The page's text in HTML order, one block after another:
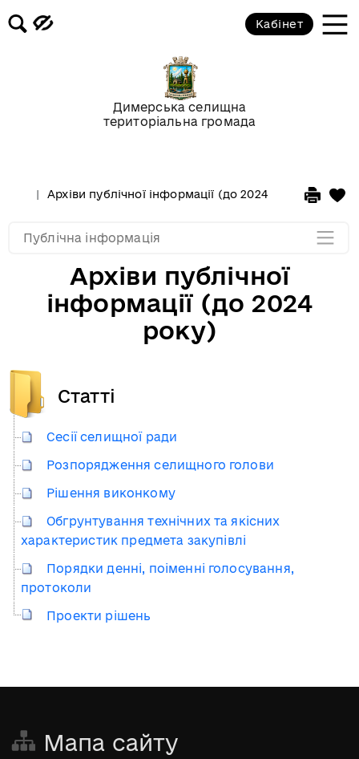
Димерська селищна
територіальна громада
Кабінет
Архіви публічної інформації (до 2024 року)
Архіви публічної
інформації (до 2024
року)
Статті
Сесії селищної ради
Розпорядження селищного голови
Рішення виконкому
Обгрунтування технічних та якісних
характеристик предмета закупівлі
Порядки денні, поіменні голосування,
протоколи
Проекти рішень
Публічна інформація
Проєкти рішень виконкому
Мапа сайту